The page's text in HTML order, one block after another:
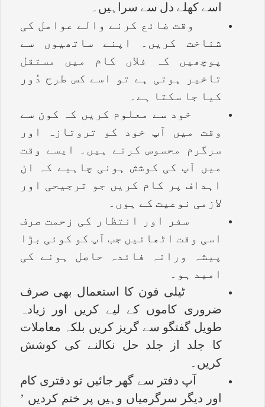
اسے کھلے دل سے سراہیں۔
وقت ضائع کرنے والے عوامل کی
شناخت کریں۔ اپنے ساتھیوں سے
پوچھیں کہ فلاں کام میں مستقل
تاخیر ہوتی ہے تو اسے کس طرح دُور
کیا جا سکتا ہے۔
خود سے معلوم کریں کہ کون سے
وقت میں آپ خود کو تروتازہ اور
سرگرم محسوس کرتے ہیں۔ ایسے وقت
میں آپ کی کوشش ہونی چاہیے کہ ان
اہداف پر کام کریں جو ترجیحی اور
لازمی نوعیت کے ہوں۔
سفر اور انتظار کی زحمت صرف
اسی وقت اٹھائیں جب آپ کو کوئی بڑا
پیشہ ورانہ فائدہ حاصل ہونے کی
امید ہو۔
ٹیلی فون کا استعمال بھی صرف
ضروری کاموں کے لیے کریں اور زیادہ
طویل گفتگو سے گریز کریں بلکہ معاملات
کا جلد از جلد حل نکالنے کی کوشش
کریں۔
آپ دفتر سے گھر جائیں تو دفتری کام
اور دیگر سرگرمیاں وہیں پر ختم کردیں ’